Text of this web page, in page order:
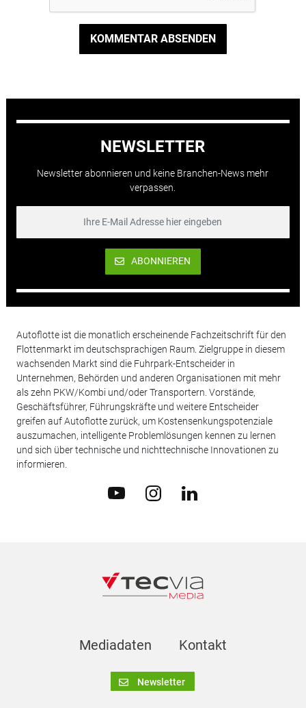
KOMMENTAR ABSENDEN
NEWSLETTER
Newsletter abonnieren und keine Branchen-News mehr
verpassen.
ABONNIEREN
Autoflotte ist die monatlich erscheinende Fachzeitschrift für den
Flottenmarkt im deutschsprachigen Raum. Zielgruppe in diesem
wachsenden Markt sind die Fuhrpark-Entscheider in
Unternehmen, Behörden und anderen Organisationen mit mehr
als zehn PKW/Kombi und/oder Transportern. Vorstände,
Geschäftsführer, Führungskräfte und weitere Entscheider
greifen auf Autoflotte zurück, um Kostensenkungspotenziale
auszumachen, intelligente Problemlösungen kennen zu lernen
und sich über technische und nichttechnische Innovationen zu
informieren.
Mediadaten Kontakt
Newsletter